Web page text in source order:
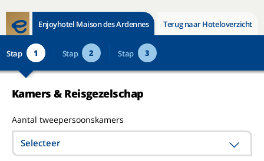
Enjoyhotel Maison des Ardennes Terug naar Hoteloverzicht
Stap 1 Stap 2 Stap 3
Kamers & Reisgezelschap
Aantal tweepersoonskamers
Selecteer